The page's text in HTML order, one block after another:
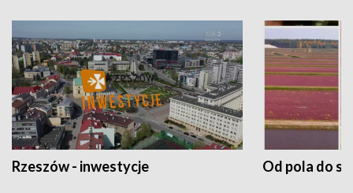
Rzeszów - inwestycje Od pola do